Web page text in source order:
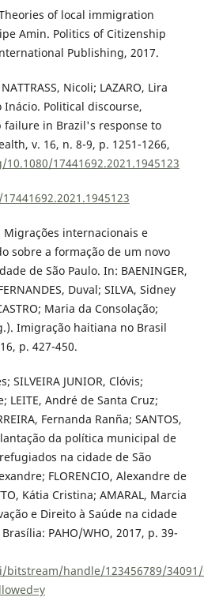
of local immigration
Amin. Politics of Citizenship
Publishing, 2017.
Nicoli; LAZARO, Lira
Inácio. Political discourse,
in Brazil's response to
v. 16, n. 8-9, p. 1251-1266,
17441692.2021.1945123
Migrações internacionais e
sobre a formação de um novo
de São Paulo. In: BAENINGER,
Duval; SILVA, Sidney
Maria da Consolação;
Imigração haitiana no Brasil
p. 427-450.
SILVEIRA JUNIOR, Clóvis;
LEITE, André de Santa Cruz;
Fernanda Ranña; SANTOS,
da política municipal de
na cidade de São
FLORENCIO, Alexandre de
Kátia Cristina; AMARAL, Marcia
e Direito à Saúde na cidade
PAHO/WHO, 2017, p. 39-
handle/123456789/34091/